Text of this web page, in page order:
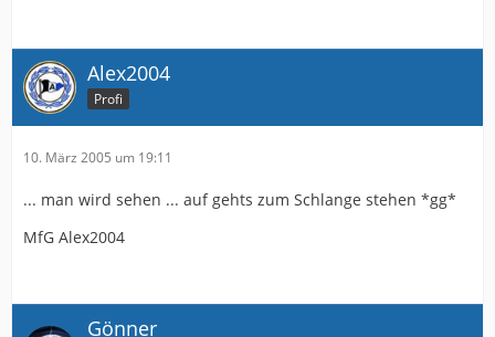
Alex2004
Profi
10. März 2005 um 19:11
... man wird sehen ... auf gehts zum Schlange stehen *gg*
MfG Alex2004
Gönner